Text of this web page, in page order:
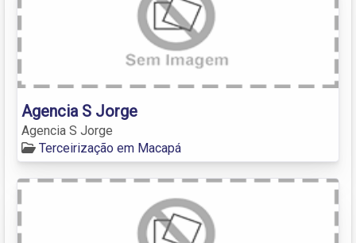
Agencia S Jorge
Agencia S Jorge
Terceirização em Macapá